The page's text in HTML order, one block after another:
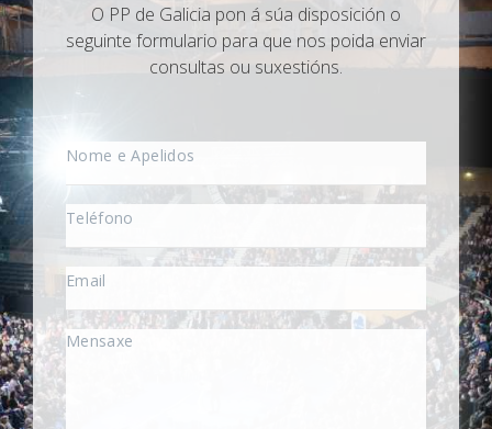
O PP de Galicia pon á súa disposición o
seguinte formulario para que nos poida enviar
consultas ou suxestións.